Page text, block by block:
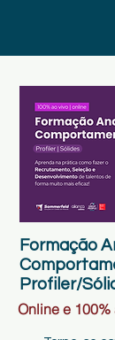
Formação
Profiler/
Online e 100%